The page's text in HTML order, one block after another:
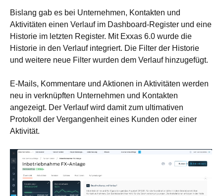
Bislang gab es bei Unternehmen, Kontakten und
Aktivitäten einen Verlauf im Dashboard-Register und eine
Historie im letzten Register. Mit Exxas 6.0 wurde die
Historie in den Verlauf integriert. Die Filter der Historie
und weitere neue Filter wurden dem Verlauf hinzugefügt.
E-Mails, Kommentare und Aktionen in Aktivitäten werden
neu in verknüpften Unternehmen und Kontakten
angezeigt. Der Verlauf wird damit zum ultimativen
Protokoll der Vergangenheit eines Kunden oder einer
Aktivität.